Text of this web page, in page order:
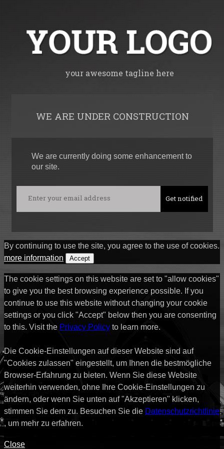
your awesome tagline here
WE ARE UNDER CONSTRUCTION
We are currently doing some enhancement to
our site.
By continuing to use the site, you agree to the use of cookies.
more information
Accept
The cookie settings on this website are set to "allow cookies"
to give you the best browsing experience possible. If you
continue to use this website without changing your cookie
settings or you click "Accept" below then you are consenting
to this. Visit the Privacy Policy to learn more.
Die Cookie-Einstellungen auf dieser Website sind auf
"Cookies zulassen" eingestellt, um Ihnen die bestmögliche
Browser-Erfahrung zu bieten. Wenn Sie diese Website
weiterhin verwenden, ohne Ihre Cookie-Einstellungen zu
ändern, oder wenn Sie unten auf "Akzeptieren" klicken,
stimmen Sie dem zu. Besuchen Sie die Datenschutzrichtlinie
, um mehr zu erfahren.
Close